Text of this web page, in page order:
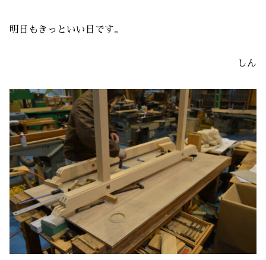
明日もきっといい日です。
しん